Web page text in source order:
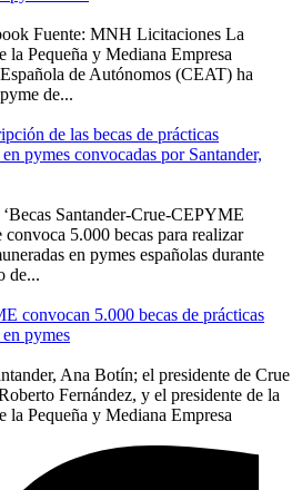
Fuente: MNH Licitaciones La
la Pequeña y Mediana Empresa
de Autónomos (CEAT) ha
de...
de las becas de prácticas
pymes convocadas por Santander,
Santander-Crue-CEPYME
convoca 5.000 becas para realizar
en pymes españolas durante
de...
convocan 5.000 becas de prácticas
pymes
Ana Botín; el presidente de Crue
Fernández, y el presidente de la
la Pequeña y Mediana Empresa